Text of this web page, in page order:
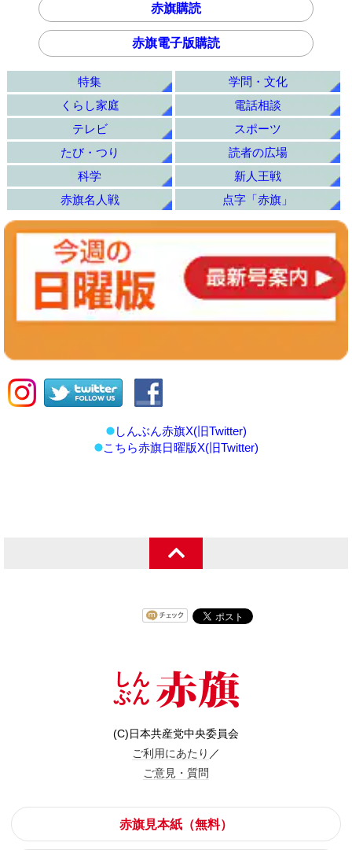
赤旗購読
赤旗電子版購読
特集
学問・文化
くらし家庭
電話相談
テレビ
スポーツ
たび・つり
読者の広場
科学
新人王戦
赤旗名人戦
点字「赤旗」
しんぶん赤旗X(旧Twitter)
こちら赤旗日曜版X(旧Twitter)
(C)日本共産党中央委員会
ご利用にあたり ／
ご意見・質問
赤旗見本紙（無料）